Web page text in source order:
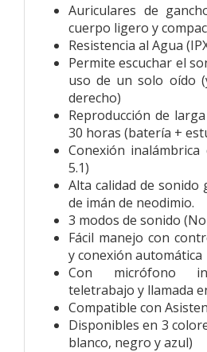
Auriculares de
cuerpo ligero y
Resistencia al Agua
Permite escuchar el
uso de un solo oído
derecho)
Reproducción de
30 horas (batería +
Conexión
5.1)
Alta calidad de sonido
de imán de neodimio.
3 modos de sonido
Fácil manejo con
y conexión automática
Con micrófono
teletrabajo y llamada
Compatible con
Disponibles en 3
blanco, negro y azul)